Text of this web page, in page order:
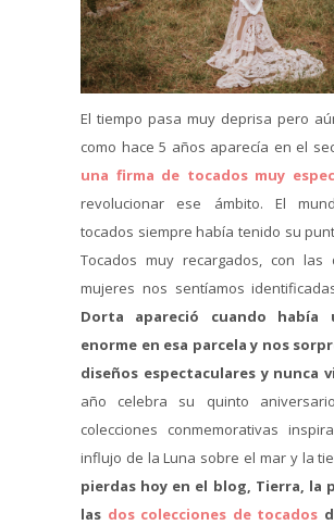
El tiempo pasa muy deprisa pero
como hace 5 años aparecía en el
una firma de tocados muy
revolucionar ese ámbito. El
tocados siempre había tenido su
Tocados muy recargados, con las
mujeres nos sentíamos
Dorta apareció cuando había
enorme en esa parcela y nos
diseños espectaculares y nunca
año celebra su quinto
colecciones conmemorativas
influjo de la Luna sobre el mar y la
pierdas hoy en el blog, Tierra, la
las dos colecciones de tocados